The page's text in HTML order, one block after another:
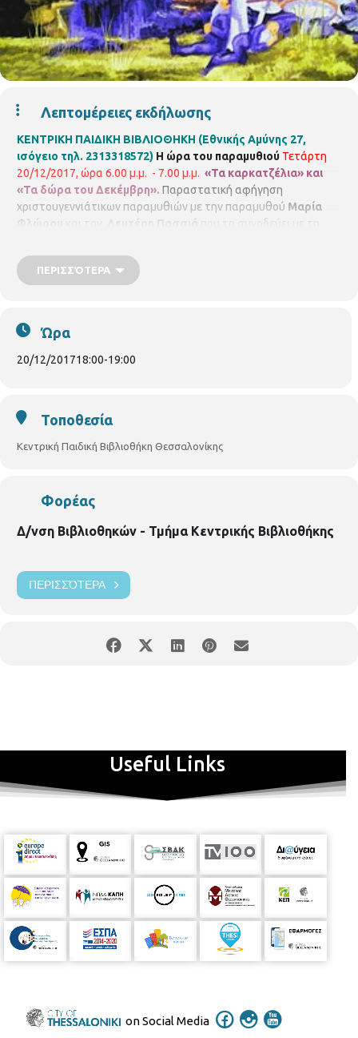
Λεπτομέρειες εκδήλωσης
ΚΕΝΤΡΙΚΗ ΠΑΙΔΙΚΗ ΒΙΒΛΙΟΘΗΚΗ (Εθνικής Αμύνης 27,
ισόγειο τηλ. 2313318572) Η ώρα του παραμυθιού Τετάρτη
20/12/2017, ώρα 6.00 μ.μ. - 7.00 μ.μ. «Τα καρκατζέλια» και
«Τα δώρα του Δεκέμβρη». Παραστατική αφήγηση
χριστουγεννιάτικων παραμυθιών με την παραμυθού Μαρία
Φλώρου
Λευτέρη Πασσιά
που τη συνοδεύει με τη
μεγάλη παρέα και παίζουμε μουσικοκινητικά παιχνίδια.
παιδιά από 4 - 8 ετών.
ΠΕΡΙΣΣΌΤΕΡΑ
Ώρα
20/12/201718:00-19:00
Τοποθεσία
Κεντρική Παιδική Βιβλιοθήκη Θεσσαλονίκης
Φορέας
Δ/νση Βιβλιοθηκών - Τμήμα Κεντρικής Βιβλιοθήκης
ΠΕΡΙΣΣΌΤΕΡΑ
Useful Links
on Social Media